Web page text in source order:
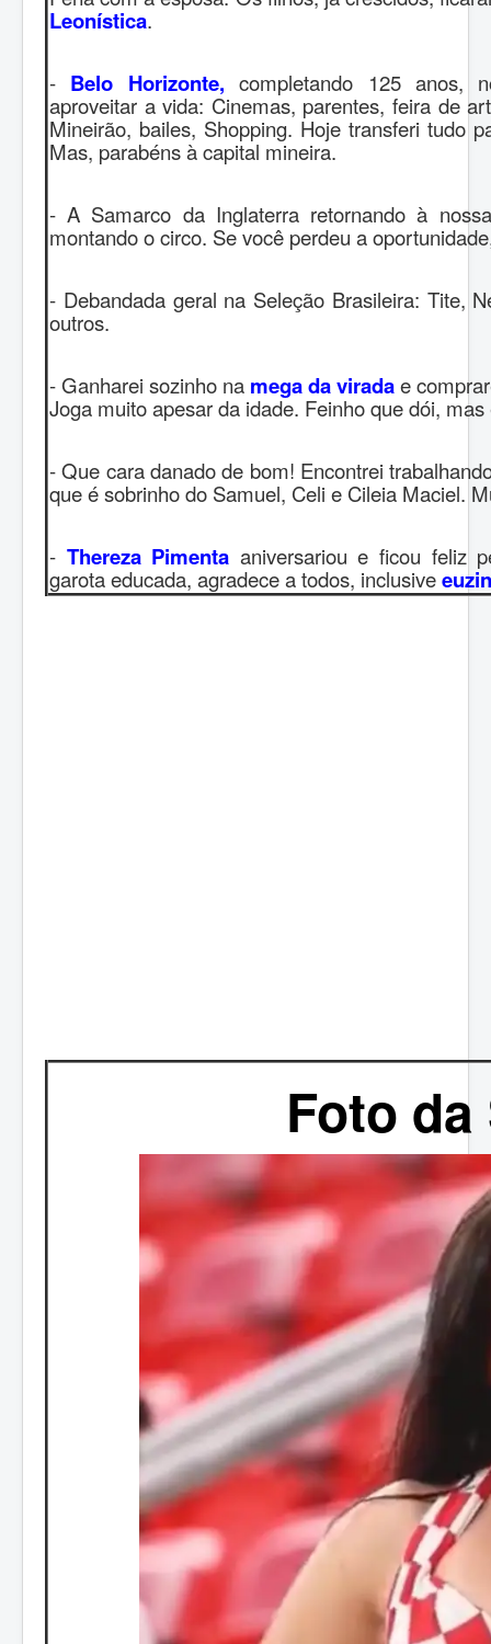
Leonística.
- Belo Horizonte, completando 125 anos,
aproveitar a vida: Cinemas, parentes, feira de
Mineirão, bailes, Shopping. Hoje transferi tudo
Mas, parabéns à capital mineira.
- A Samarco da Inglaterra retornando à
montando o circo. Se você perdeu a
- Debandada geral na Seleção Brasileira: Tite,
outros.
- Ganharei sozinho na mega da viradae
Joga muito apesar da idade. Feinho quedói, mas
- Que cara danado de bom! Encontrei
que é sobrinho do Samuel, Celi e Cileia Maciel.
- Thereza Pimenta aniversariou e ficou feliz
garota educada, agradece a todos, inclusive
Foto